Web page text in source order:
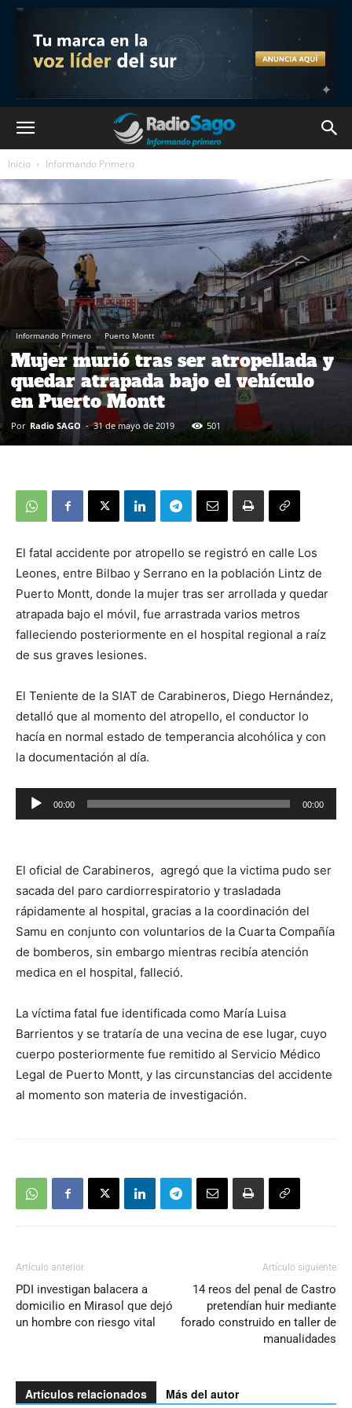
Inicio Informando Primero
Informando Primero Puerto Montt
Mujer murió tras ser atropellada y
quedar atrapada bajo el vehículo
en Puerto Montt
Por Radio SAGO - 31 de mayo de 2019 501
El fatal accidente por atropello se registró en calle Los
Leones, entre Bilbao y Serrano en la población Lintz de
Puerto Montt, donde la mujer tras ser arrollada y quedar
atrapada bajo el móvil, fue arrastrada varios metros
falleciendo posteriormente en el hospital regional a raíz
de sus graves lesiones.
El Teniente de la SIAT de Carabineros, Diego Hernández,
detalló que al momento del atropello, el conductor lo
hacía en normal estado de temperancia alcohólica y con
la documentación al día.
Reproductor
de
00:00 00:00
El oficial de Carabineros, agregó que la victima pudo ser
sacada del paro cardiorrespiratorio y trasladada
rápidamente al hospital, gracias a la coordinación del
Samu en conjunto con voluntarios de la Cuarta Compañía
de bomberos, sin embargo mientras recibía atención
medica en el hospital, falleció.
La víctima fatal fue identificada como María Luisa
Barrientos y se trataría de una vecina de ese lugar, cuyo
cuerpo posteriormente fue remitido al Servicio Médico
Legal de Puerto Montt, y las circunstancias del accidente
al momento son materia de investigación.
Artículo anterior
PDI investigan balacera a
domicilio en Mirasol que dejó
un hombre con riesgo vital
Artículo siguiente
14 reos del penal de Castro
pretendían huir mediante
forado construido en taller de
manualidades
Artículos relacionados Más del autor